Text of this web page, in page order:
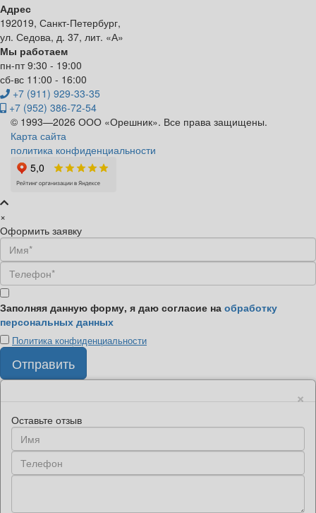
Адрес
192019, Санкт-Петербург,
ул. Седова, д. 37, лит. «А»
Мы работаем
пн-пт 9:30 - 19:00
сб-вс 11:00 - 16:00
+7 (911) 929-33-35
+7 (952) 386-72-54
© 1993—2026 ООО «Орешник». Все права защищены.
Карта сайта
политика конфиденциальности
×
Оформить заявку
Заполняя данную форму, я даю согласие на обработку
персональных данных
Политика конфиденциальности
×
Оставьте отзыв